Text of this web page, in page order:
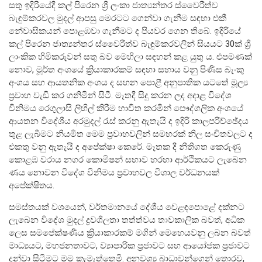
සේවා අනිසි, විකෘති කරන ලද හා විකල වු මුදල් නෝට්ටු
පලුදු වූ මුදල් නෝට්ටු හුවමාරු කිරීම
ව්‍යාජ මුදල් නෝට්ටු වැළැක්වීම
ව්‍යවහාර මුදල් නෝට්ටු වල අනුකරණ සැකසීම
තව තොරතුරු
සතු ඉදිරියේදී කල් පිරෙන ශ්‍රී ලංකා ජාත්‍යන්තර ස්වෛරීත්ව
බැඳුම්කරවල මුදල් ආපසු මෙරටට ගෙන්වා ගැනීම සඳහා එකී
නේවාසිකයන් පොළඹවා ගැනීමට ද පියවර ගෙන තිබේ. ඉදිරියේ
කල් පිරෙන ජාත්‍යන්තර ස්වෛරීත්ව බැඳුම්කරවලින් සියයට 30ක් ශ්‍රී
ලාංකික හිමිකරුවන් සතු බව මෙහිලා සඳහන් කළ යුතු ය. එපමණක්
නොව, මූර්ත අංශයේ ක්‍රියාකාරකම් සඳහා සහාය වනු පිණිස බැංකු
අංශය සහ ආයතනික අංශය ද සහන පොළී අනුපාතික යටතේ මූල්‍ය
ප්‍රවාහ වැඩි කර ගනිමින් සිටී. මෑතදී සිදු කරන ලද අදාළ විදේශ
විනිමය රෙගුලාසි ලිහිල් කිරීම භාවිත කරමින් පෞද්ගලික අංශයේ
ආයතන විදේශීය අරමුදල් රැස් කරනු ඇතැයි ද ඉදිරි කාලපරිච්ඡේදය
තුළ ලැබීමට නියමිත මෙම ප්‍රවාහවලින් සමහරක් නිල සංචිතවලට ද
එකතු වනු ඇතැයි ද අපේක්ෂා කෙරේ. මෑතක දී නීතිගත කෙරුණු
කොළඹ වරාය නගර කොමිෂන් සභාව හරහා ආර්ථිකයට ලැබෙන
ණය නොවන විදේශ විනිමය ප්‍රවාහවල විශාල වර්ධනයක්
අපේක්ෂිතය.
සමස්තයක් වශයෙන්, වර්තමානයේ දේශීය වෙළඳපොළේ දක්නට
ලැබෙන විදේශ මුදල් ද්‍රවශීලතා තත්ත්වය තාවකාලික බවත්, අධික
ලෙස සමපේක්ෂණීය ක්‍රියාකාරකම් මගින් මෙහෙයවනු ලබන බවත්
මාධ්‍යයට, මහජනතාවට, ව්‍යාපාරික ප්‍රජාවට සහ ආයෝජක ප්‍රජාවට
දන්වා සිටීමට මම කැමැත්තෙමි. අනවශ්‍ය බාධාවන්ගෙන් තොරව,